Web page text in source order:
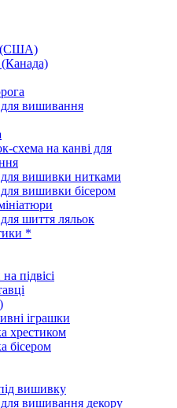
(США)
вишивання
схема на канві для
вишивки нитками
вишивки бісером
шиття ляльок
*
підвісі
іграшки
хрестиком
бісером
вишивку
вишивання декору